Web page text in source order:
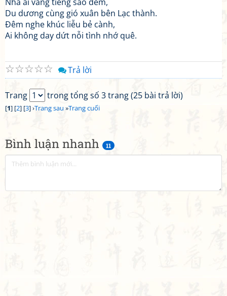
Bình luận nhanh 11
Du dương cùng gió xuân bên Lạc thành.
Đêm nghe khúc liễu bẻ cành,
Ai không day dứt nỗi tình nhớ quê.
☆
☆
☆
☆
☆ Trả lời
Trang trong tổng số 3 trang (25 bài trả lời)
[1] [2] [3] ›Trang sau »Trang cuối